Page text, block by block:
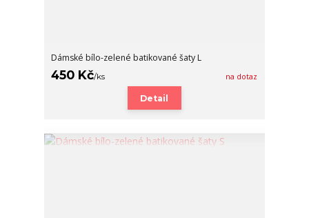
Dámské bílo-zelené batikované šaty L
450 Kč/ks na dotaz
Detail